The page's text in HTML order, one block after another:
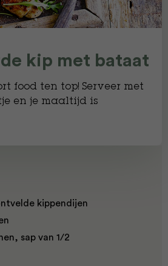
kip met bataat
food ten top! Serveer met
en je maaltijd is
kippendijen
sap van 1/2